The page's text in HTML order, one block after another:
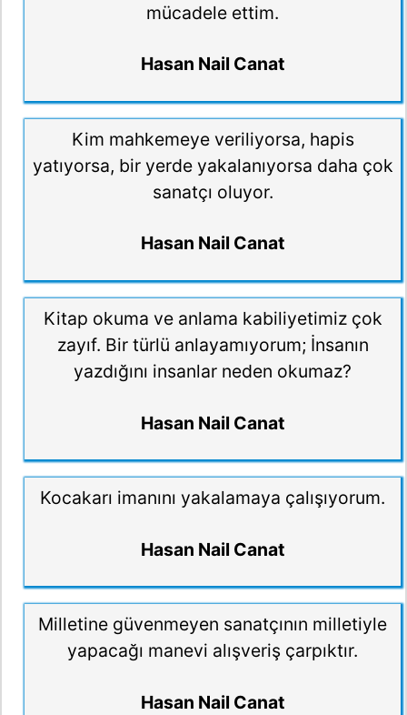
mücadele ettim.
Hasan Nail Canat
Kim mahkemeye veriliyorsa, hapis
yatıyorsa, bir yerde yakalanıyorsa daha çok
sanatçı oluyor.
Hasan Nail Canat
Kitap okuma ve anlama kabiliyetimiz çok
zayıf. Bir türlü anlayamıyorum; İnsanın
yazdığını insanlar neden okumaz?
Hasan Nail Canat
Kocakarı imanını yakalamaya çalışıyorum.
Hasan Nail Canat
Milletine güvenmeyen sanatçının milletiyle
yapacağı manevi alışveriş çarpıktır.
Hasan Nail Canat